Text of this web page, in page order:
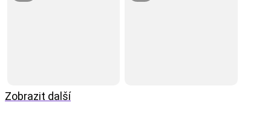
Zobrazit další